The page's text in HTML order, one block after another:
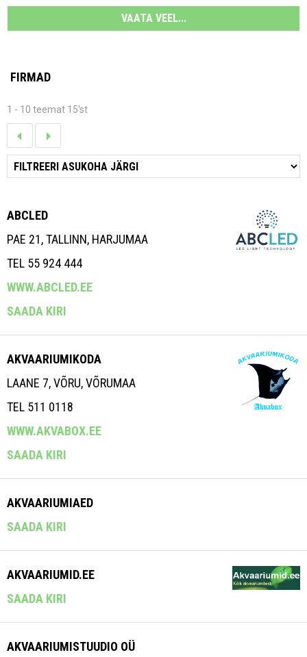
VAATA VEEL...
FIRMAD
1 - 10 teemat 15'st
ABCLED
PAE 21, TALLINN, HARJUMAA
TEL 55 924 444
WWW.ABCLED.EE
SAADA KIRI
AKVAARIUMIKODA
LAANE 7, VÕRU, VÕRUMAA
TEL 511 0118
WWW.AKVABOX.EE
SAADA KIRI
AKVAARIUMIAED
SAADA KIRI
AKVAARIUMID.EE
SAADA KIRI
AKVAARIUMISTUUDIO OÜ